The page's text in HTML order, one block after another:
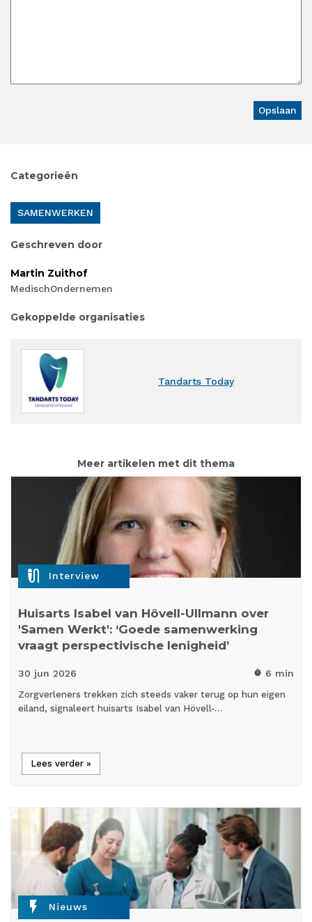
Categorieën
SAMENWERKEN
Geschreven door
Martin Zuithof
MedischOndernemen
Gekoppelde organisaties
Tandarts Today
Meer artikelen met dit thema
mic_external_on Interview
Huisarts Isabel van Hövell-Ullmann over
'Samen Werkt': ‘Goede samenwerking
vraagt perspectivische lenigheid’
30 jun 2026 timer 6 min
Zorgverleners trekken zich steeds vaker terug op hun eigen
eiland, signaleert huisarts Isabel van Hövell-…
Lees verder »
flash_on Nieuws